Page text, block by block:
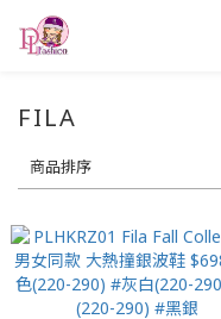
FILA
商品排序